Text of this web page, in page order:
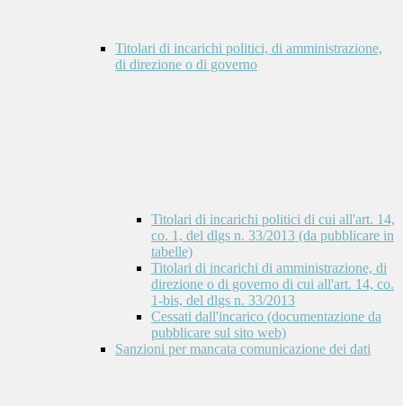
Titolari di incarichi politici, di amministrazione,
di direzione o di governo
Titolari di incarichi politici di cui all'art. 14,
co. 1, del dlgs n. 33/2013 (da pubblicare in
tabelle)
Titolari di incarichi di amministrazione, di
direzione o di governo di cui all'art. 14, co.
1-bis, del dlgs n. 33/2013
Cessati dall'incarico (documentazione da
pubblicare sul sito web)
Sanzioni per mancata comunicazione dei dati